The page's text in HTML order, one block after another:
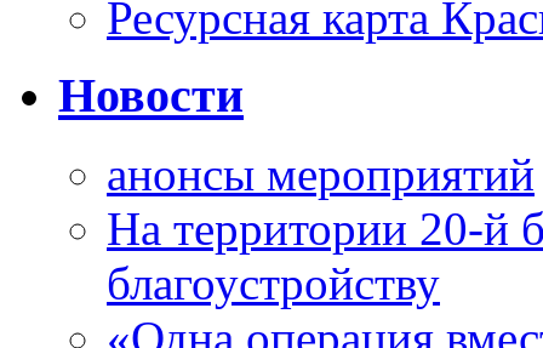
Ресурсная карта
Новости
анонсы мероприятий
На территории 20-й
благоустройству